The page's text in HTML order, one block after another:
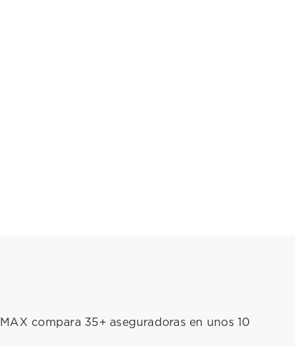
compara 35+ aseguradoras en unos 10